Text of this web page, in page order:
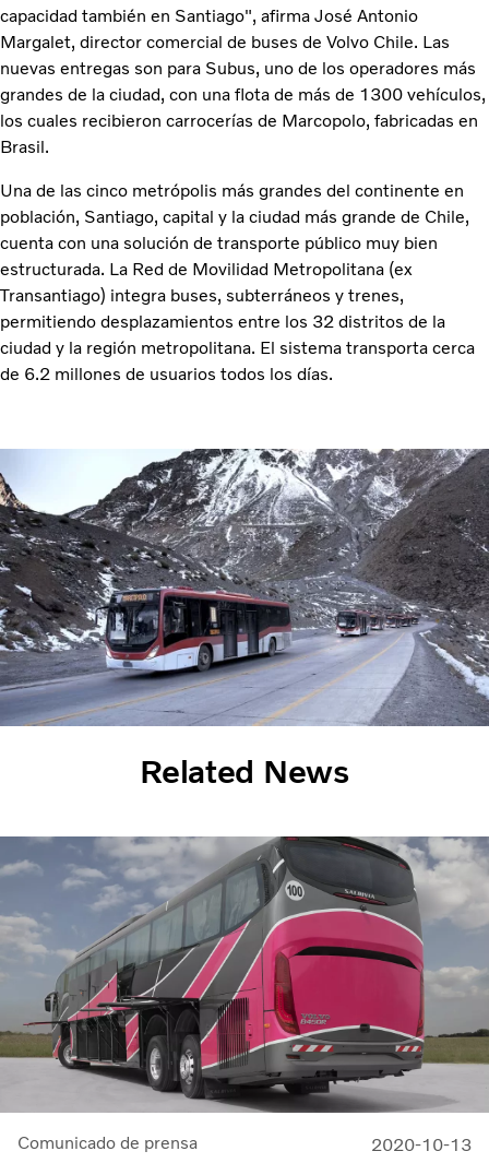
capacidad también en Santiago", afirma José Antonio
Margalet, director comercial de buses de Volvo Chile. Las
nuevas entregas son para Subus, uno de los operadores más
grandes de la ciudad, con una flota de más de 1300 vehículos,
los cuales recibieron carrocerías de Marcopolo, fabricadas en
Brasil.
Una de las cinco metrópolis más grandes del continente en
población, Santiago, capital y la ciudad más grande de Chile,
cuenta con una solución de transporte público muy bien
estructurada. La Red de Movilidad Metropolitana (ex
Transantiago) integra buses, subterráneos y trenes,
permitiendo desplazamientos entre los 32 distritos de la
ciudad y la región metropolitana. El sistema transporta cerca
de 6.2 millones de usuarios todos los días.
Related News
Comunicado de prensa 2020-10-13